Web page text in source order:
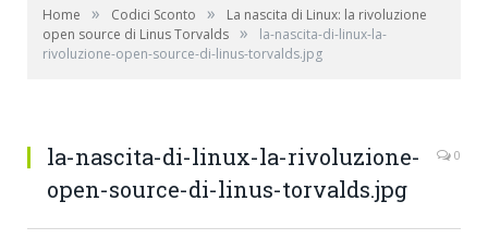
Home » Codici Sconto »
La nascita di Linux: la rivoluzione
open source di Linus Torvalds »
la-nascita-di-linux-la-
rivoluzione-open-source-di-linus-torvalds.jpg
la-nascita-di-linux-la-rivoluzione-
open-source-di-linus-torvalds.jpg
0